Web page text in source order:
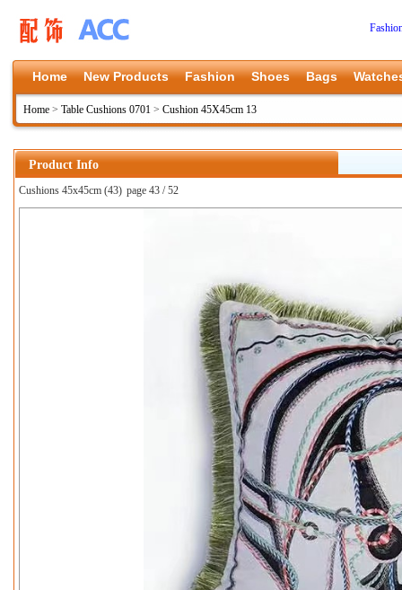
Home New Products Fashion Shoes Bags
Home > Table Cushions 0701 > Cushion 45X45cm 13
Product Info
Cushions 45x45cm (43) page 43 / 52